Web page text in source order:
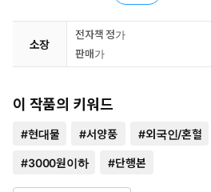
소장
전자책 정가
판매가
이 작품의 키워드
#현대물 #서양풍 #외국인/혼혈
#3000원이하 #단행본